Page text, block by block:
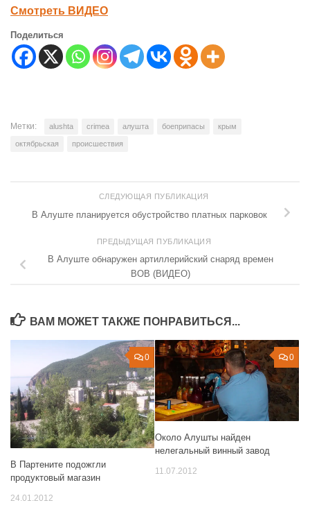
Смотреть ВИДЕО
Поделиться
Метки: alushta crimea алушта боеприпасы крым
октябрьская происшествия
СЛЕДУЮЩАЯ ПУБЛИКАЦИЯ
В Алуште планируется обустройство платных парковок
ПРЕДЫДУЩАЯ ПУБЛИКАЦИЯ
В Алуште обнаружен артиллерийский снаряд времен
ВОВ (ВИДЕО)
ВАМ МОЖЕТ ТАКЖЕ ПОНРАВИТЬСЯ...
0
В Партените подожгли
продуктовый магазин
24.01.2012
0
Около Алушты найден
нелегальный винный завод
11.07.2012